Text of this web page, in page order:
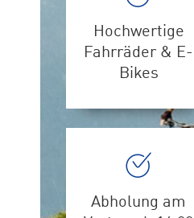
Hochwertige
Fahrräder & E-
Bikes
Abholung am